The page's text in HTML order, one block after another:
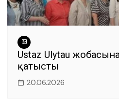
Ustaz Ulytau
қатысты
20.06.2026